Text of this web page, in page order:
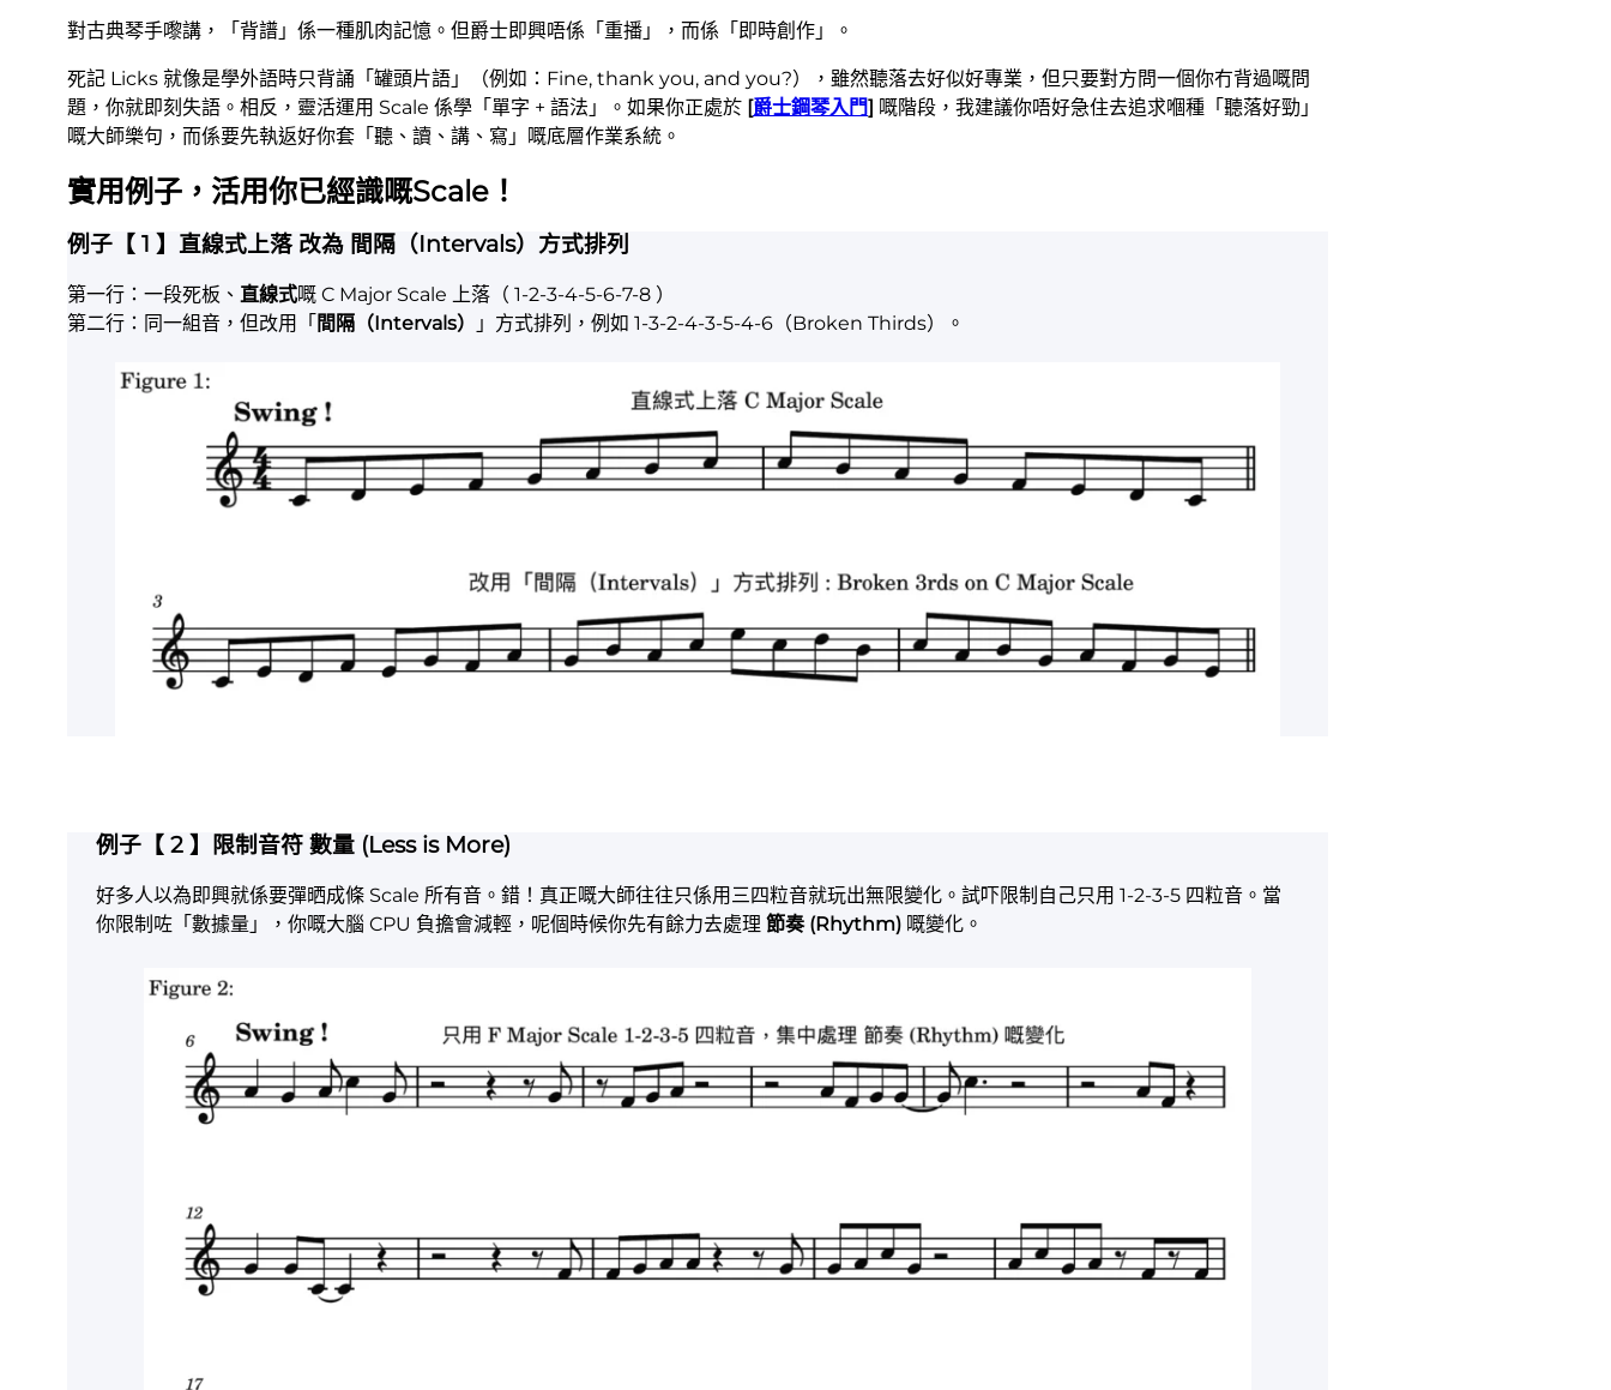
對古典琴手嚟講，「背譜」係一種肌肉記憶。但爵士即興唔係「重播」，而係「即時創作」。
死記 Licks 就像是學外語時只背誦「罐頭片語」（例如：Fine, thank you, and you?），雖然聽落去好似好專業，但只要對方問一個你冇背過嘅問
題，你就即刻失語。相反，靈活運用 Scale 係學「單字 + 語法」。如果你正處於 [爵士鋼琴入門] 嘅階段，我建議你唔好急住去追求嗰種「聽落好勁」
嘅大師樂句，而係要先執返好你套「聽、讀、講、寫」嘅底層作業系統。
實用例子，活用你已經識嘅Scale！
例子【 1 】 直線式上落 改為 間隔（Intervals） 方式排列
第一行：一段死板、 直線式嘅 C Major Scale 上落（ 1-2-3-4-5-6-7-8 ）
第二行：同一組音，但改用「 間隔（Intervals） 」方式排列，例如 1-3-2-4-3-5-4-6（Broken Thirds）。
例子【 2 】 限制音符 數量 (Less is More)
好多人以為即興就係要彈晒成條 Scale 所有音。錯！真正嘅大師往往只係用三四粒音就玩出無限變化。試吓限制自己只用 1-2-3-5 四粒音。當
你限制咗「數據量」，你嘅大腦 CPU 負擔會減輕，呢個時候你先有餘力去處理 節奏 (Rhythm) 嘅變化。